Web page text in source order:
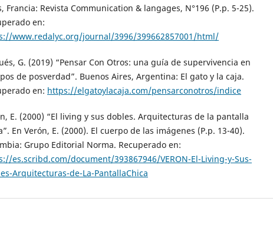
Francia: Revista Communication & langages, N°196 (P.p. 5-25).
en:
www.redalyc.org/journal/3996/399662857001/html/
G. (2019) “Pensar Con Otros: una guía de supervivencia en
de posverdad”. Buenos Aires, Argentina: El gato y la caja.
en: https://elgatoylacaja.com/pensarconotros/indice
E. (2000) “El living y sus dobles. Arquitecturas de la pantalla
En Verón, E. (2000). El cuerpo de las imágenes (P.p. 13-40).
Grupo Editorial Norma. Recuperado en:
es.scribd.com/document/393867946/VERON-El-Living-y-Sus-
Arquitecturas-de-La-PantallaChica